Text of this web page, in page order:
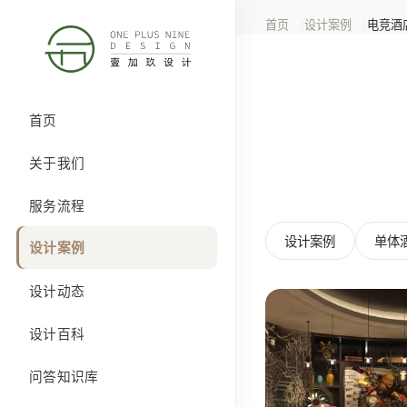
首页
关于我们
服务流程
设计案例
设计动态
设计百科
问答知识库
首页 设计案例 电竞酒
设计案例 单体